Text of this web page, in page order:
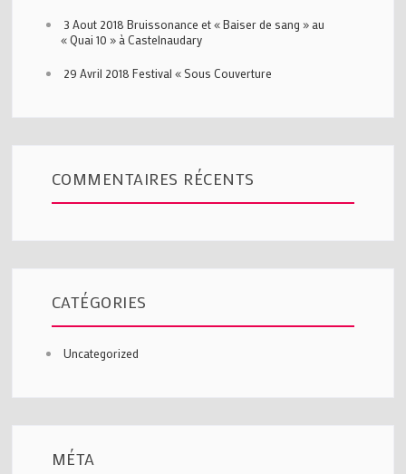
3 Aout 2018 Bruissonance et « Baiser de sang » au
« Quai 10 » à Castelnaudary
29 Avril 2018 Festival « Sous Couverture
COMMENTAIRES RÉCENTS
CATÉGORIES
Uncategorized
MÉTA